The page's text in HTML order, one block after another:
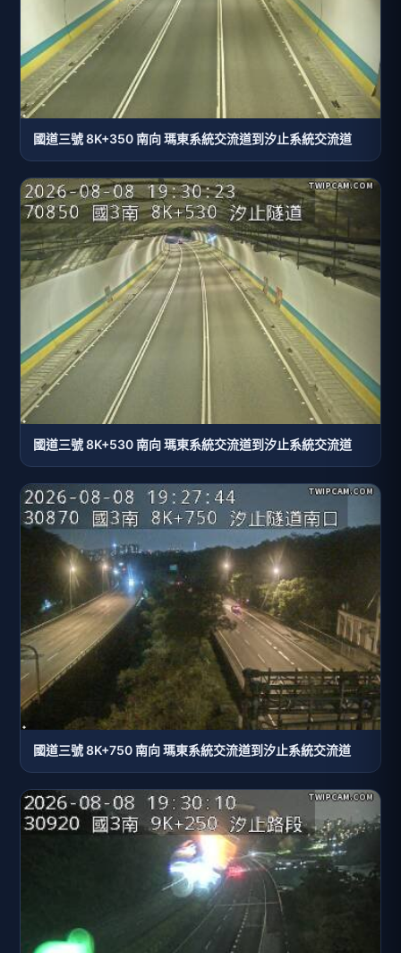
國道三號 8K+350 南向 瑪東系統交流道到汐止系統交流道
國道三號 8K+530 南向 瑪東系統交流道到汐止系統交流道
國道三號 8K+750 南向 瑪東系統交流道到汐止系統交流道